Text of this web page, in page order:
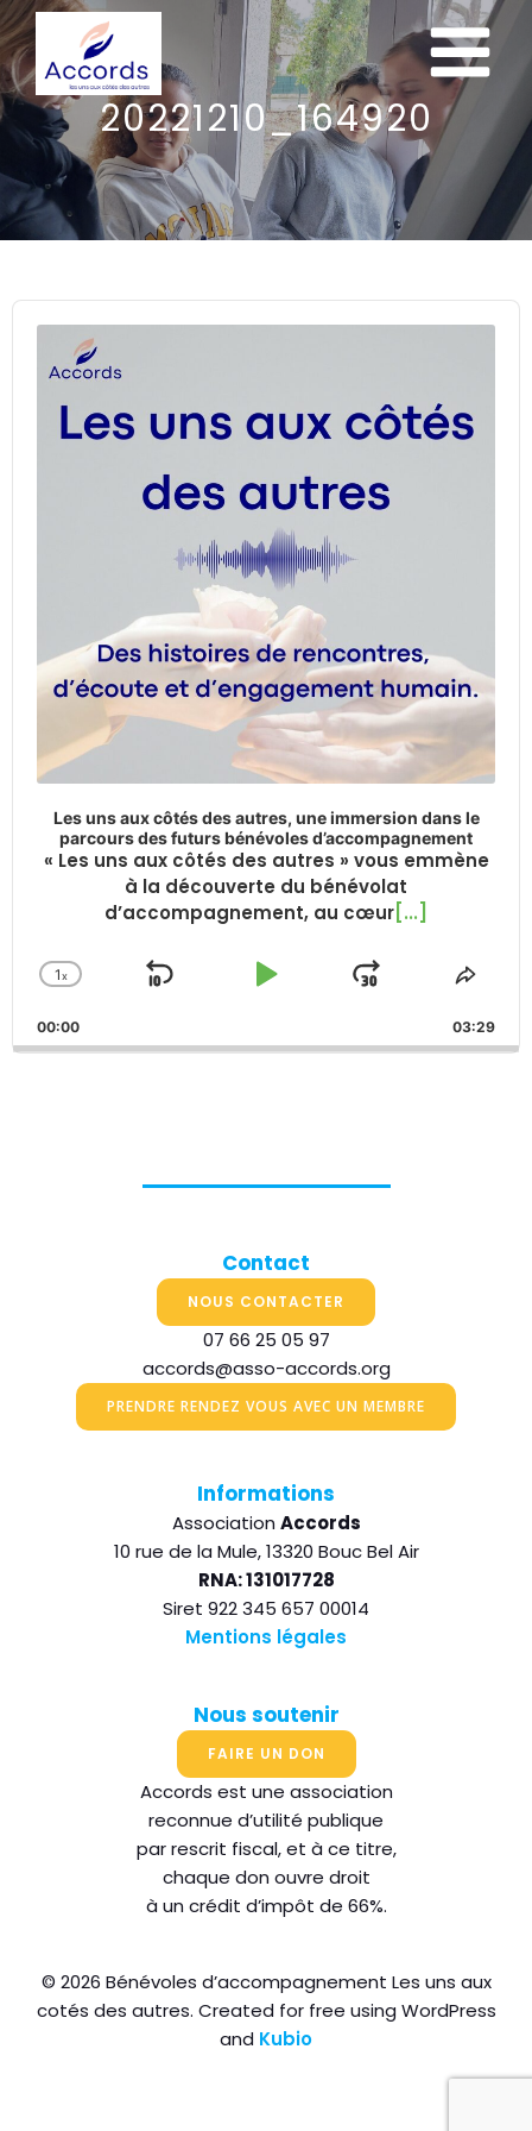
20221210_164920
Audio
Player
Les uns aux côtés des autres, une immersion dans le
parcours des futurs bénévoles d’accompagnement
« Les uns aux côtés des autres » vous emmène
à la découverte du bénévolat
d’accompagnement, au cœur [...]
Change
Rate
1x
Skip
Play
Jump
Forward
Share
00:00 03:29
Contact
NOUS CONTACTER
07 66 25 05 97
accords@asso-accords.org
PRENDRE RENDEZ VOUS AVEC UN MEMBRE
Informations
Association Accords
10 rue de la Mule, 13320 Bouc Bel Air
RNA: 131017728
Siret 922 345 657 00014
Mentions légales
Nous soutenir
FAIRE UN DON
Accords est une association
reconnue d’utilité publique
par rescrit fiscal, et à ce titre,
chaque don ouvre droit
à un crédit d’impôt de 66%.
© 2026 Bénévoles d’accompagnement Les uns aux
cotés des autres. Created for free using WordPress
and Kubio